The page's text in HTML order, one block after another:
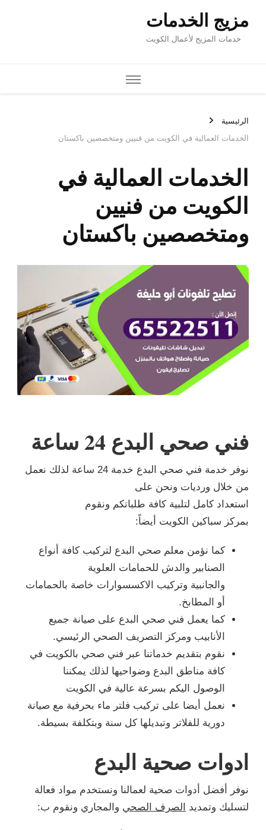
مزيج الخدمات
خدمات المزيج لأعمال الكويت
الرئيسية
الخدمات العمالية في الكويت من فنيين ومتخصصين باكستان
الخدمات العمالية في
الكويت من فنيين
ومتخصصين باكستان
فني صحي البدع 24 ساعة
نوفر خدمة فني صحي البدع خدمة 24 ساعة لذلك نعمل
من خلال ورديات ونحن على
استعداد كامل لتلبية كافة طلباتكم ونقوم
بمركز سباكين الكويت أيضاً:
كما نؤمن معلم صحي البدع لتركيب كافة أنواع
الصنابير والدش للحمامات العلوية
والجانبية وتركيب الاكسسوارات خاصة بالحمامات
أو المطابخ.
كما يعمل فني صحي البدع على صيانة جميع
الأنابيب ومركز التصريف الصحي الرئيسي.
نقوم بتقديم خدماتنا عبر فني صحي بالكويت في
كافة مناطق البدع وضواحيها لذلك يمكننا
الوصول اليكم بسرعة عالية في الكويت
نعمل أيضا على تركيب فلتر ماء بحرفية مع صيانة
دورية للفلاتر وتبديلها كل سنة وبتكلفة بسيطة.
ادوات صحية البدع
نوفر أفضل أدوات صحية لعمالنا ونستخدم مواد فعالة
لتسليك وتمديد
الصرف الصحي والمجاري ونقوم ب: